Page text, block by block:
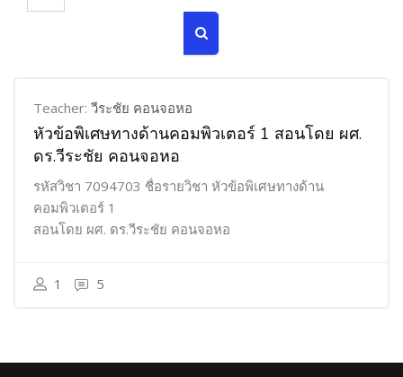
Teacher: วีระชัย คอนจอหอ
หัวข้อพิเศษทางด้านคอมพิวเตอร์ 1 สอนโดย ผศ.
ดร.วีระชัย คอนจอหอ
รหัสวิชา 7094703 ชื่อรายวิชา หัวข้อพิเศษทางด้าน
คอมพิวเตอร์ 1
สอนโดย ผศ. ดร.วีระชัย คอนจอหอ
1 5